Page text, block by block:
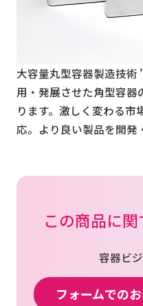
大容量丸型容器製造技
用・発展させた角型容器
ります。激しく変わる市
応。より良い製品を開発
この商品に
容器ビ
フォームでの